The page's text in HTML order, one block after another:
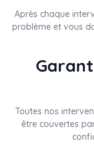
Après chaque
problème et vous
Toutes nos
être couvertes